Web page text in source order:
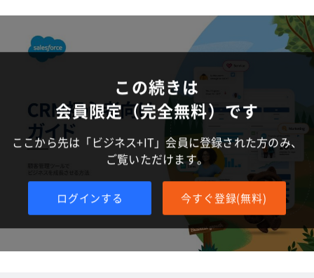
この続きは
会員限定（完全無料）です
ここから先は「ビジネス+IT」会員に登録された方のみ、
ご覧いただけます。
ログインする 今すぐ登録(無料)